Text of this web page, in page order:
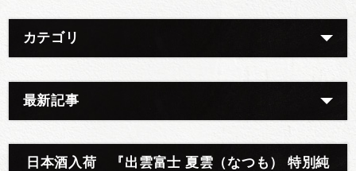
カテゴリ
最新記事
日本酒入荷 『出雲富士 夏雲（なつも） 特別純